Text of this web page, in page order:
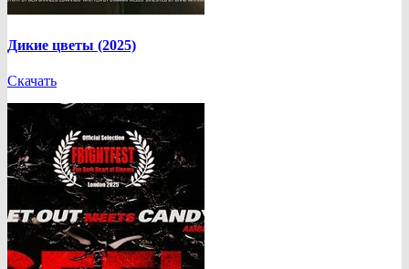
Дикие цветы (2025)
Скачать